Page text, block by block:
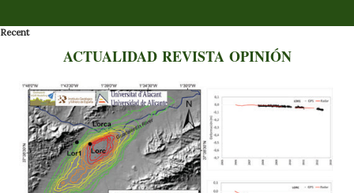
E
Recent
ACTUALIDAD REVISTA OPINIÓN